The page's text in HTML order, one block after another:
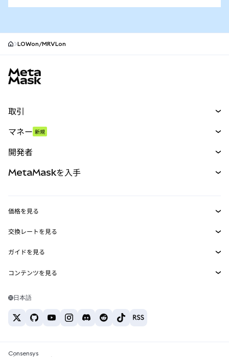
LOWon/MRVLon
取引
パーペチュアル
RWA
マネー 新規
開発者
MetaMask Connect
Snaps
Web3サービス
MetaMaskを入手
セキュリティ
サポート
キャリア
お問い合わせ
価格を見る
イーサリアムの価格
Solanaの価格
Tetherの価格
交換レートを見る
ETH→USD
USDT→INR
BTC→INR
ETH→USDT
ガイドを見る
ETHの購入
USDTの購入
SHIBの購入
コンテンツを見る
Solanaウォレット
日本語
Consensys